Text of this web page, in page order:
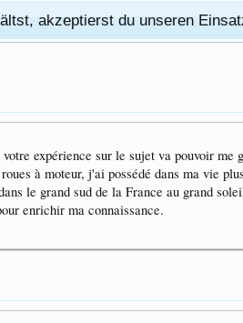
akzeptierst du unseren
expérience sur le sujet va pouvoir
à moteur, j'ai possédé dans ma vie
le grand sud de la France au grand
enrichir ma connaissance.